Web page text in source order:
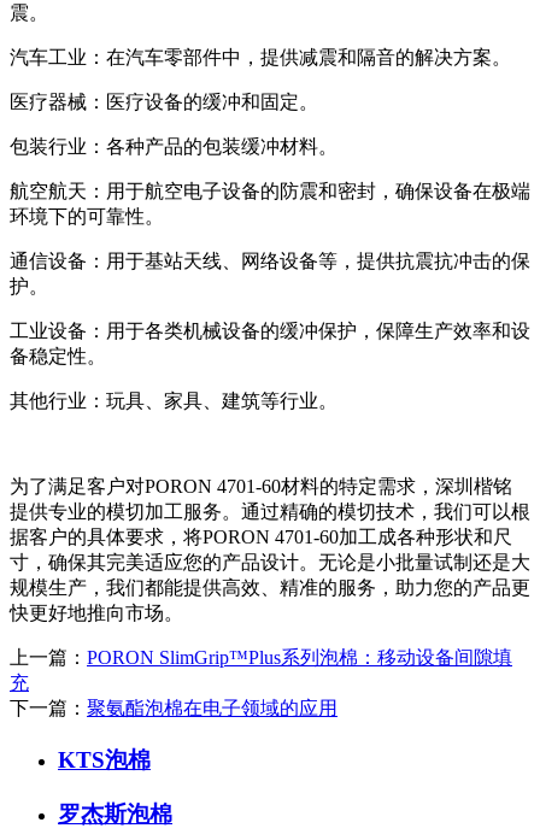
震。
汽车工业：在汽车零部件中，提供减震和隔音的解决方案。
医疗器械：医疗设备的缓冲和固定。
包装行业：各种产品的包装缓冲材料。
航空航天：用于航空电子设备的防震和密封，确保设备在极端
环境下的可靠性。
通信设备：用于基站天线、网络设备等，提供抗震抗冲击的保
护。
工业设备：用于各类机械设备的缓冲保护，保障生产效率和设
备稳定性。
其他行业：玩具、家具、建筑等行业。
为了满足客户对PORON 4701-60材料的特定需求，深圳楷铭
提供专业的模切加工服务。通过精确的模切技术，我们可以根
据客户的具体要求，将PORON 4701-60加工成各种形状和尺
寸，确保其完美适应您的产品设计。无论是小批量试制还是大
规模生产，我们都能提供高效、精准的服务，助力您的产品更
快更好地推向市场。
上一篇： PORON SlimGrip™Plus系列泡棉：移动设备间隙填
充
下一篇： 聚氨酯泡棉在电子领域的应用
KTS泡棉
罗杰斯泡棉